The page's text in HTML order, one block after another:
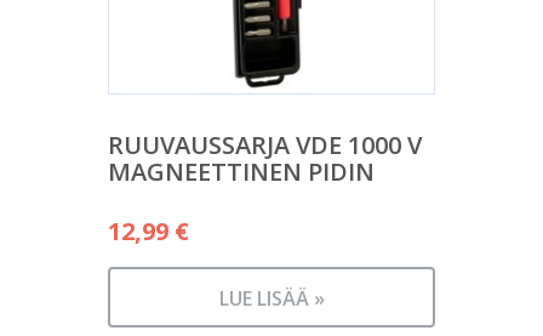
RUUVAUSSARJA VDE 1000 V
MAGNEETTINEN PIDIN
12,99 €
LUE LISÄÄ »